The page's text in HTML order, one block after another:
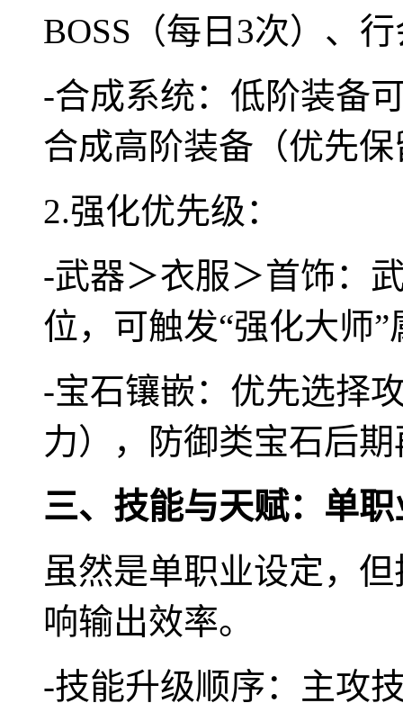
BOSS（每日3次）、
-合成系统：低阶装备
合成高阶装备（优先
2.强化优先级：
-武器＞衣服＞首饰：
位，可触发“强化大师
-宝石镶嵌：优先选择
力），防御类宝石后
三、技能与天赋：单
虽然是单职业设定，
响输出效率。
-技能升级顺序：主攻